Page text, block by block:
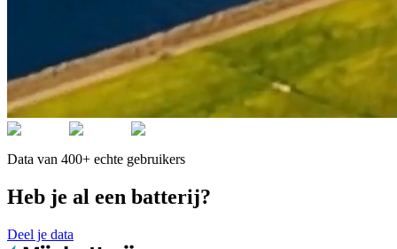
Data van 400+ echte gebruikers
Heb je al een batterij?
Deel je data